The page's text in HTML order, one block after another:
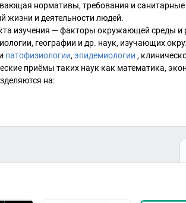
нормативы, требования и
жизни и деятельности людей.
изучения — факторы окружающей среды и
географии и др. наук, изучающих
патофизиологии, эпидемиологии ,
приёмы таких наук как математика,
на: